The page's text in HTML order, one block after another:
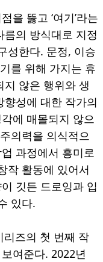
을 뚫고 ‘여기’라는
의 방식대로 지정
성한다. 문정, 이승
를 위해 가지는 휴
않은 행위와 생
성에 대한 작가의
에 매몰되지 않으
의력을 의식적으
과정에서 흥미로
작 활동에 있어서
깃든 드로잉과 입
있다.
리즈의 첫 번째 작
여준다. 2022년